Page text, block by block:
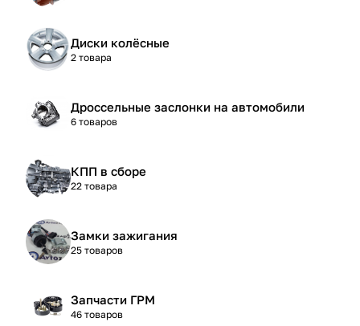
Диски колёсные
2 товара
Дроссельные заслонки на автомобили
6 товаров
КПП в сборе
22 товара
Замки зажигания
25 товаров
Запчасти ГРМ
46 товаров